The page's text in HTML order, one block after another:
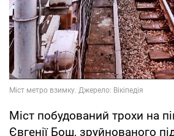
Міст побудований трохи на
Євгенії Бош, зруйнованого